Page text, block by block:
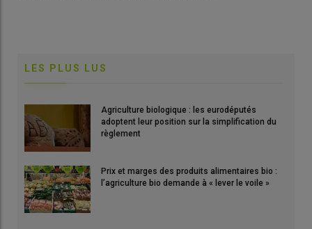
LES PLUS LUS
Agriculture biologique : les eurodéputés
adoptent leur position sur la simplification du
règlement
Prix et marges des produits alimentaires bio :
l’agriculture bio demande à « lever le voile »